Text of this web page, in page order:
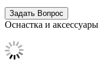
Оснастка и аксессуары